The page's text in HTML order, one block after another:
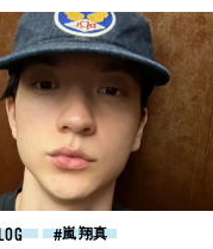
嵐 翔真